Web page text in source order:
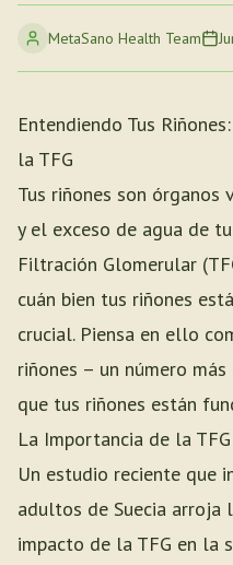
MetaSano Health Team
Entendiendo Tus
la TFG
Tus riñones son
y el exceso de agua de
Filtración Glomerular
cuán bien tus riñones
crucial. Piensa en ello
riñones – un número
que tus riñones están
La Importancia de la
Un estudio reciente que
adultos de Suecia arroja
impacto de la TFG en la